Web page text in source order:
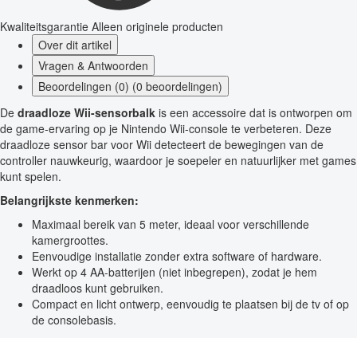
Kwaliteitsgarantie Alleen originele producten
Over dit artikel
Vragen & Antwoorden
Beoordelingen (0) (0 beoordelingen)
De draadloze Wii-sensorbalk is een accessoire dat is ontworpen om
de game-ervaring op je Nintendo Wii-console te verbeteren. Deze
draadloze sensor bar voor Wii detecteert de bewegingen van de
controller nauwkeurig, waardoor je soepeler en natuurlijker met games
kunt spelen.
Belangrijkste kenmerken:
Maximaal bereik van 5 meter, ideaal voor verschillende
kamergroottes.
Eenvoudige installatie zonder extra software of hardware.
Werkt op 4 AA-batterijen (niet inbegrepen), zodat je hem
draadloos kunt gebruiken.
Compact en licht ontwerp, eenvoudig te plaatsen bij de tv of op
de consolebasis.